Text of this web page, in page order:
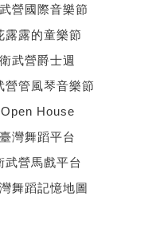
營國際音樂節
露露的童樂節
衛武營爵士週
營管風琴音樂節
Open House
臺灣舞蹈平台
武營馬戲平台
舞蹈記憶地圖